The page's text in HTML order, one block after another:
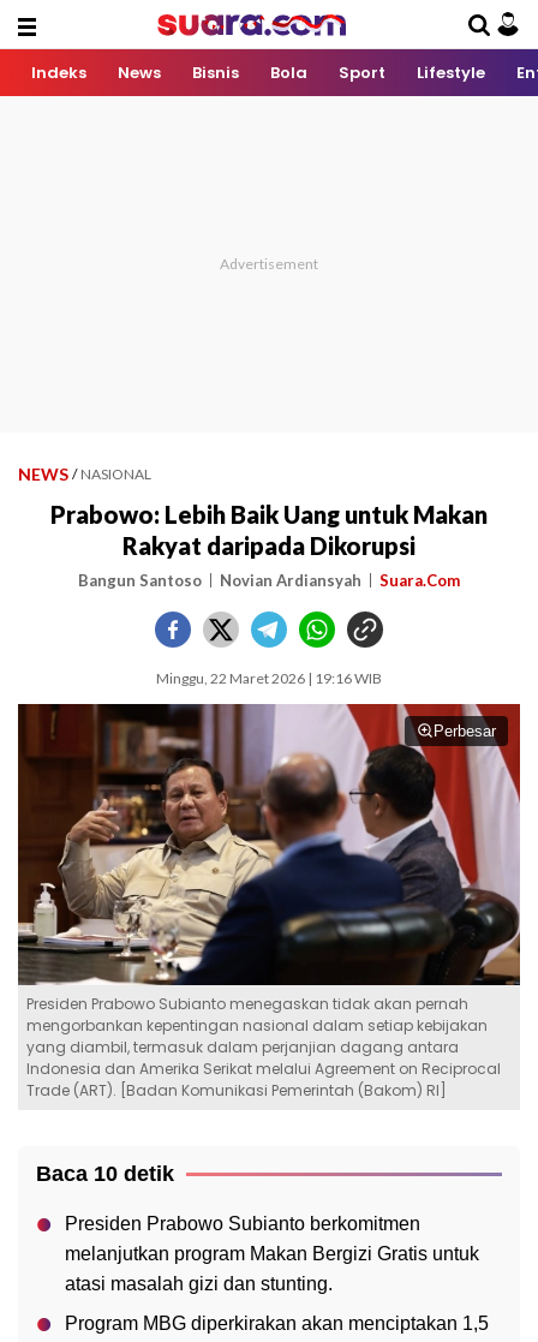
Indeks News Bisnis Bola Sport Lifestyle
NEWS / NASIONAL
Prabowo: Lebih Baik Uang untuk Makan
Rakyat daripada Dikorupsi
Bangun Santoso Novian Ardiansyah Suara.Com
Minggu, 22 Maret 2026 | 19:16 WIB
Perbesar
Presiden Prabowo Subianto menegaskan tidak akan pernah
mengorbankan kepentingan nasional dalam setiap kebijakan
yang diambil, termasuk dalam perjanjian dagang antara
Indonesia dan Amerika Serikat melalui Agreement on Reciprocal
Trade (ART). [Badan Komunikasi Pemerintah (Bakom) RI]
Baca 10 detik
Presiden Prabowo Subianto berkomitmen
melanjutkan program Makan Bergizi Gratis untuk
atasi masalah gizi dan stunting.
Program MBG diperkirakan akan menciptakan 1,5